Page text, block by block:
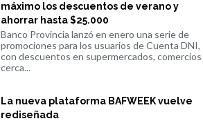
máximo los descuentos de verano y
ahorrar hasta $25.000
Banco Provincia lanzó en enero una serie de
promociones para los usuarios de Cuenta DNI,
con descuentos en supermercados,
cerca...
La nueva plataforma BAFWEEK vuelve
rediseñada